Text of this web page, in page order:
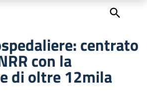
ospedaliere: centrato il target PNRR con la
centrato
con la
di oltre 12mila